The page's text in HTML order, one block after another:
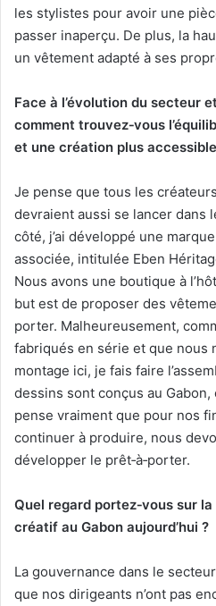
les stylistes pour avoir une
passer inaperçu. De plus, la
un vêtement adapté à ses
Face à l’évolution du secteur
comment trouvez‑vous
et une création plus
Je pense que tous les
devraient aussi se lancer dans
côté, j’ai développé une
associée, intitulée Eben
Nous avons une boutique à
but est de proposer des
porter. Malheureusement,
fabriqués en série et que nous
montage ici, je fais faire
dessins sont conçus au
pense vraiment que pour nos
continuer à produire, nous
développer le prêt‑à‑porter.
Quel regard portez‑vous sur
créatif au Gabon aujourd’hui ?
La gouvernance dans le
que nos dirigeants n’ont pas